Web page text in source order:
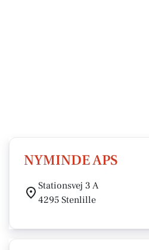
NYMINDE APS
Stationsvej 3 A
4295 Stenlille